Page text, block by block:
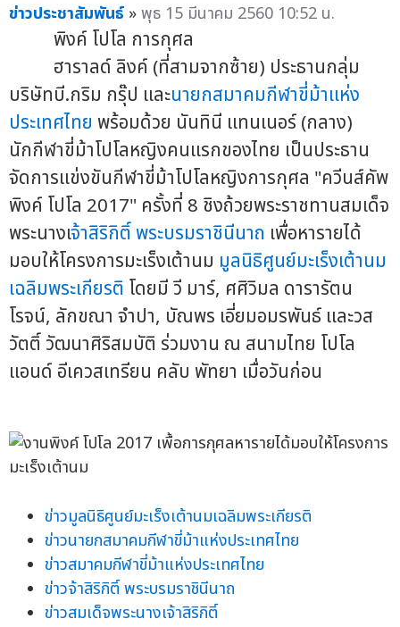
ข่าวประชาสัมพันธ์ »พุธ 15 มีนาคม 2560 10:52 น.
พิงค์ โปโล การกุศล
ฮาราลด์ ลิงค์ (ที่สามจากซ้าย) ประธานกลุ่ม
บริษัทบี.กริม กรุ๊ป และนายกสมาคมกีฬาขี่ม้าแห่ง
ประเทศไทย พร้อมด้วย นันทินี แทนเนอร์ (กลาง)
นักกีฬาขี่ม้าโปโลหญิงคนแรกของไทย เป็นประธาน
จัดการแข่งขันกีฬาขี่ม้าโปโลหญิงการกุศล "ควีนส์คัพ
พิงค์ โปโล 2017" ครั้งที่ 8 ชิงถ้วยพระราชทานสมเด็จ
พระนางเจ้าสิริกิติ์ พระบรมราชินีนาถ เพื่อหารายได้
มอบให้โครงการมะเร็งเต้านม มูลนิธิศูนย์มะเร็งเต้านม
เฉลิมพระเกียรติ โดยมี วี มาร์, ศศิวิมล ดารารัตน
โรจน์, ลักขณา จำปา, บัณพร เอี่ยมอมรพันธ์ และวส
วัตติ์ วัฒนาศิริสมบัติ ร่วมงาน ณ สนามไทย โปโล
แอนด์ อีเควสเทรียน คลับ พัทยา เมื่อวันก่อน
ข่าวมูลนิธิศูนย์มะเร็งเต้านมเฉลิมพระเกียรติ
ข่าวนายกสมาคมกีฬาขี่ม้าแห่งประเทศไทย
ข่าวสมาคมกีฬาขี่ม้าแห่งประเทศไทย
ข่าวจ้าสิริกิติ์ พระบรมราชินีนาถ
ข่าวสมเด็จพระนางเจ้าสิริกิติ์